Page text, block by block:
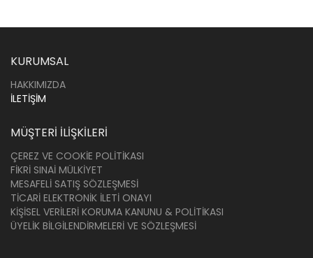
KURUMSAL
HAKKIMIZDA
İLETIŞIM
MÜŞTERI İLIŞKILERI
ÇEREZ VE COOKIE POLITIKASI
FIKRI SINAI MÜLKIYET
MESAFELI SATIŞ SÖZLEŞMESI
TICARI ELEKTRONIK İLETI ONAYI
KIŞISEL VERILERI KORUMA KANUNU & POLITIKASI
ÜYELIK BILGILENDIRMELERI VE SÖZLEŞMESI